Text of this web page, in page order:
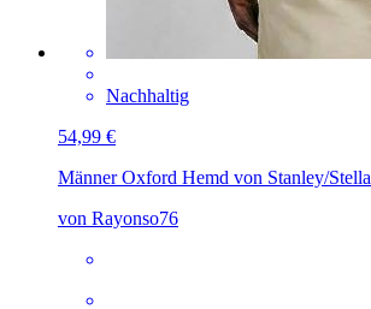
Nachhaltig
54,99 €
Männer Oxford Hemd von Stanley/Stella
von Rayonso76